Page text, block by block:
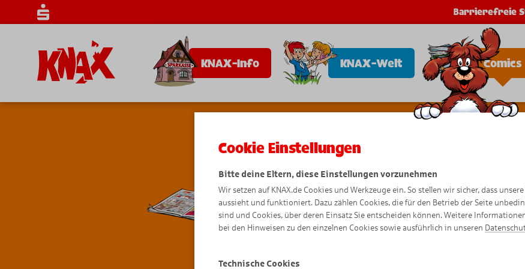
Barrierefreie
KNAX-Info KNAX-Welt Comics
Comic
Cookie Einstellungen
Bitte deine Eltern, diese Einstellungen vorzunehmen
Wir setzen auf KNAX.de Cookies und Werkzeuge ein. So stellen wir sicher, dass
aussieht und funktioniert. Dazu zählen Cookies, die für den Betrieb der Seite
sind und Cookies, über deren Einsatz Sie entscheiden können. Weitere
bei den Hinweisen zu den einzelnen Cookies sowie ausführlich in unseren
Technische Cookies